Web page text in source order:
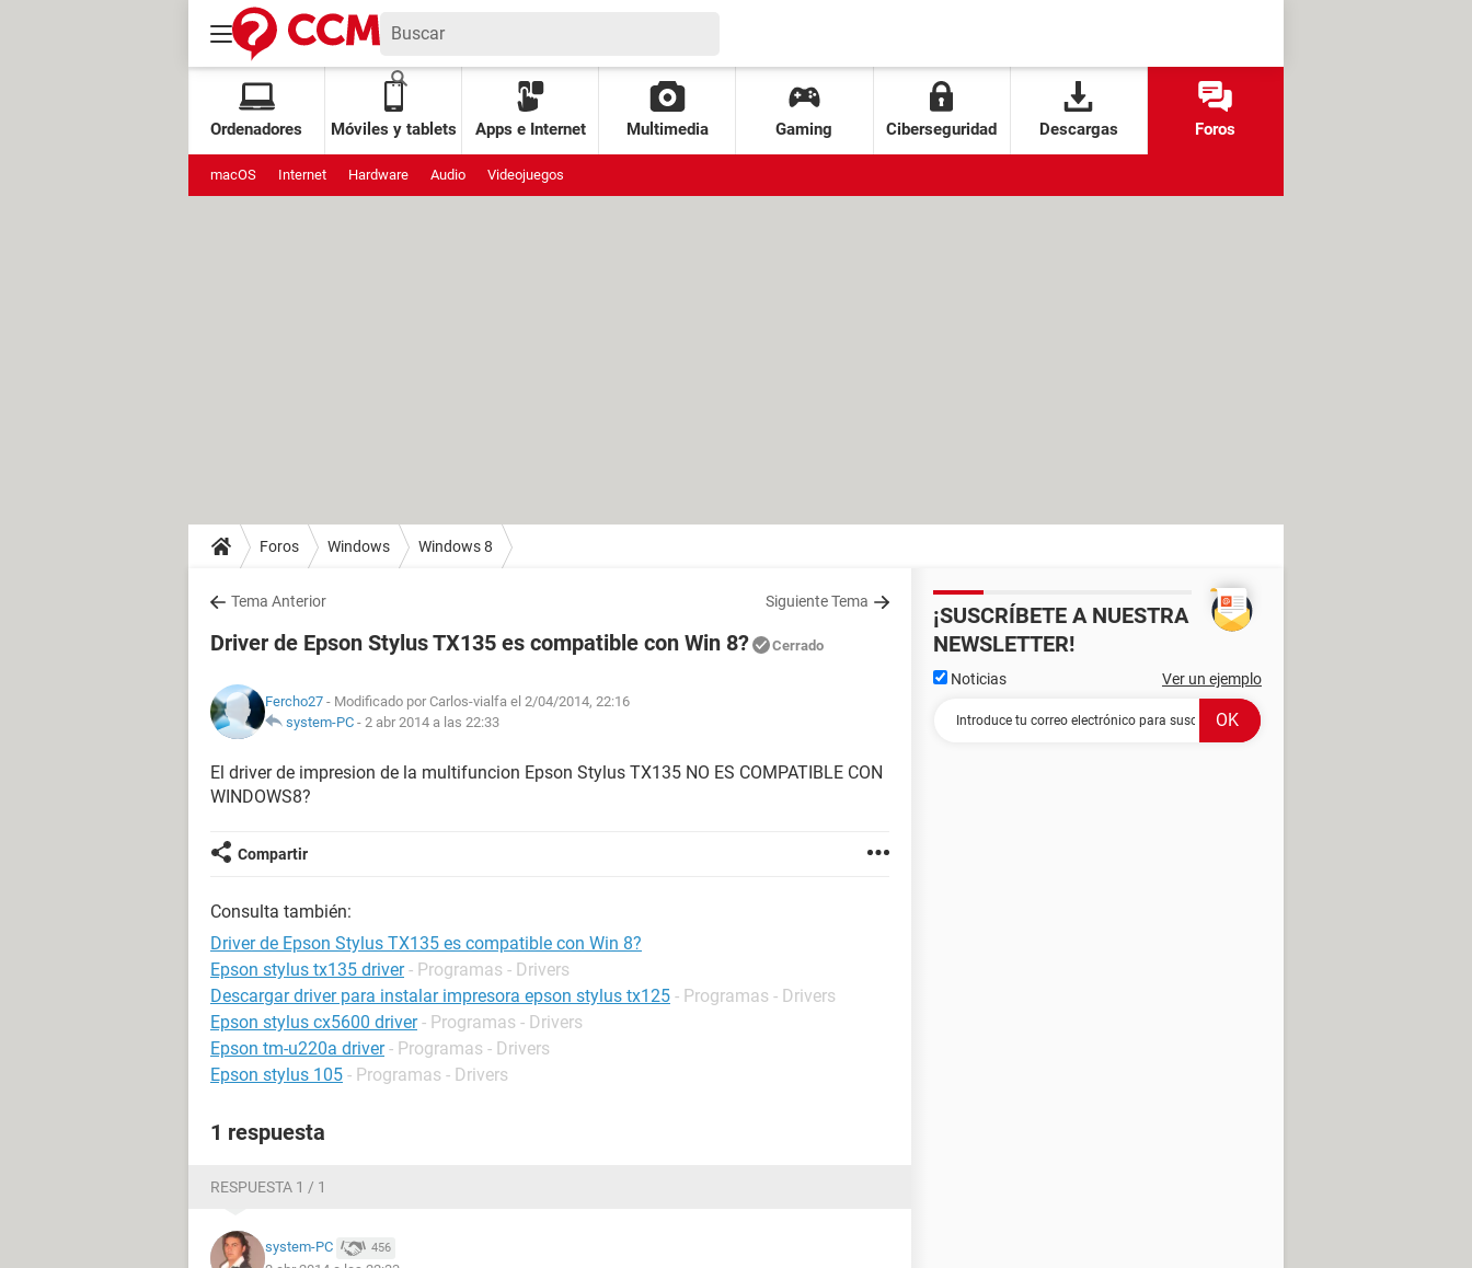
Ordenadores Móviles y tablets Apps e Internet Multimedia Gaming Ciberseguridad Descargas Foros
macOS Internet Hardware Audio Videojuegos
Foros Windows Windows 8
Tema Anterior Siguiente Tema
Driver de Epson Stylus TX135 es compatible con Win 8? Cerrado
Fercho27 - Modificado por Carlos-vialfa el 2/04/2014, 22:16
system-PC - 2 abr 2014 a las 22:33
El driver de impresion de la multifuncion Epson Stylus TX135 NO ES COMPATIBLE CON
WINDOWS8?
Compartir
Consulta también:
Driver de Epson Stylus TX135 es compatible con Win 8?
Epson stylus tx135 driver - Programas - Drivers
Descargar driver para instalar impresora epson stylus tx125 - Programas - Drivers
Epson stylus cx5600 driver - Programas - Drivers
Epson tm-u220a driver - Programas - Drivers
Epson stylus 105 - Programas - Drivers
1 respuesta
RESPUESTA 1 / 1
system-PC 456
¡SUSCRÍBETE A NUESTRA
NEWSLETTER!
Noticias Ver un ejemplo